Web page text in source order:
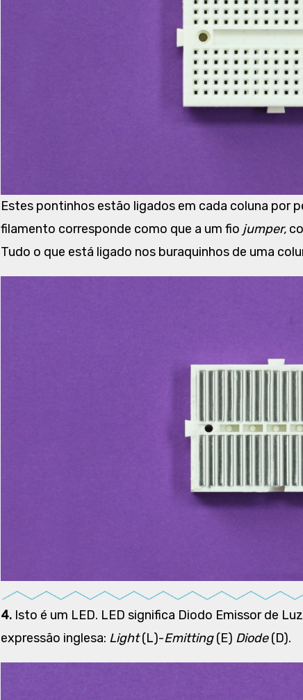
Estes pontinhos estão ligados em cada coluna por
filamento corresponde como que a um fio jumper,
Tudo o que está ligado nos buraquinhos de uma
4. Isto é um LED. LED significa Diodo Emissor de
expressão inglesa: Light(L)-Emitting(E) Diode(D).